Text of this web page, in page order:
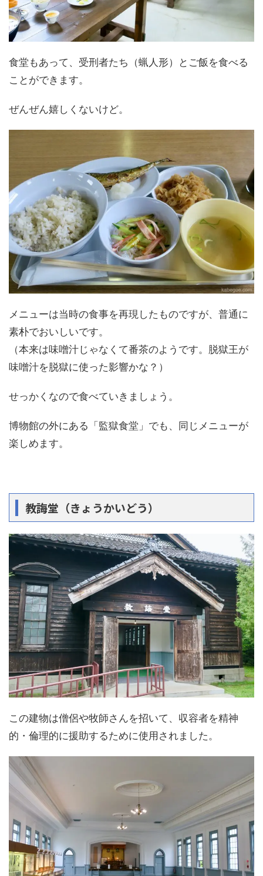
食堂もあって、受刑者たち（蝋人形）とご飯を食べる
ことができます。
ぜんぜん嬉しくないけど。
メニューは当時の食事を再現したものですが、普通に
素朴でおいしいです。
（本来は味噌汁じゃなくて番茶のようです。脱獄王が
味噌汁を脱獄に使った影響かな？）
せっかくなので食べていきましょう。
博物館の外にある「監獄食堂」でも、同じメニューが
楽しめます。
教誨堂（きょうかいどう）
この建物は僧侶や牧師さんを招いて、収容者を精神
的・倫理的に援助するために使用されました。